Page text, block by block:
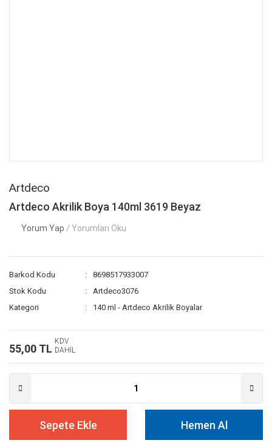
Artdeco
Artdeco Akrilik Boya 140ml 3619 Beyaz
Yorum Yap / Yorumları Oku
Barkod Kodu
8698517933007
Stok Kodu
Artdeco3076
Kategori
140 ml - Artdeco Akrilik Boyalar
55,00 TL
KDV
DAHİL
Sepete Ekle Hemen Al